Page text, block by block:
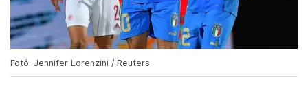
Fotó: Jennifer Lorenzini / Reuters